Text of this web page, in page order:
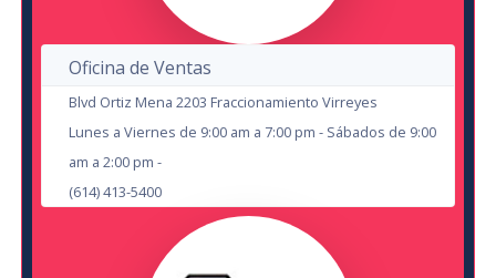
Armando Palomas: Nostalgia de las
Servilletas
HUB Corner Sport
17
El Amante Infiel
Oficina de Ventas
Blvd Ortiz Mena 2203 Fraccionamiento Virreyes
Lunes a Viernes de 9:00 am a 7:00 pm - Sábados de 9:00
am a 2:00 pm -
(614) 413-5400